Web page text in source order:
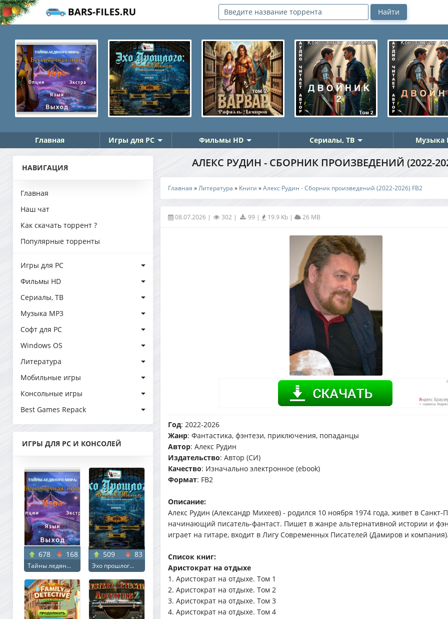
Главная Игры для PC Фильмы HD Сериалы, ТВ Музыка
НАВИГАЦИЯ
Главная
Наш чат
Как скачать торрент ?
Популярные торренты
Игры для PC
Фильмы HD
Сериалы, ТВ
Музыка MP3
Софт для PC
Windows OS
Литература
Мобильные игры
Консольные игры
Best Games Repack
ИГРЫ ДЛЯ PC И КОНСОЛЕЙ
678 168
Тайны ледян...
509 83
Эхо прошлог...
АЛЕКС РУДИН - СБОРНИК ПРОИЗВЕДЕНИЙ (2022-
Главная »Литература » Книги »Алекс Рудин - Сборник произведений (2022-2026) FB2
08.07.2026 | 302 | 99 | 19.9 Kb| 26 MB
Год: 2022-2026
Жанр: Фантастика, фэнтези, приключения, попаданцы
Автор: Алекс Рудин
Издательство: Автор (СИ)
Качество: Изначально электронное (ebook)
Формат: FB2
Описание:
Алекс Рудин (Александр Михеев) - родился 10 ноября 1974 года, живет в Санкт-
начинающий писатель-фантаст. Пишет в жанре альтернативной истории и
играет на гитаре, входит в Лигу Современных Писателей (Дамиров и
Список книг:
Аристократ на отдыхе
1. Аристократ на отдыхе. Том 1
2. Аристократ на отдыхе. Том 2
3. Аристократ на отдыхе. Том 3
4. Аристократ на отдыхе. Том 4